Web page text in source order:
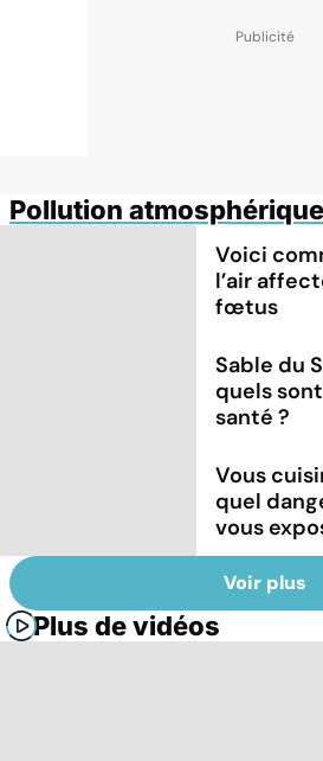
Pollution atmosphérique
Voici
l’air
fœtus
Sable du
quels
santé ?
Vous
quel
vous
Voir plus
Plus de vidéos